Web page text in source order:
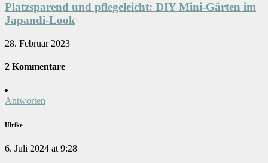
Platzsparend und pflegeleicht: DIY Mini-Gärten im
Japandi-Look
28. Februar 2023
2 Kommentare
Antworten
Ulrike
6. Juli 2024 at 9:28